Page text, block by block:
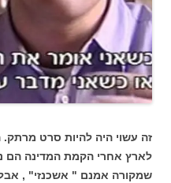
זה עשוי היה להיות סרט
לארץ אחרי הקמת המדינה הם
שמקורה אמנם " אשכנזי" ,